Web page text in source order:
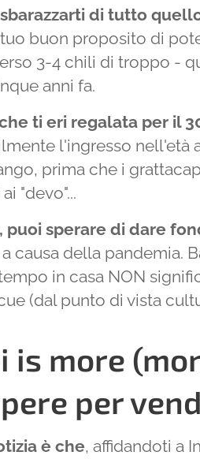
di tutto
buon proposito di
3-4 chili di troppo -
anni fa.
ti eri regalata per il
l'ingresso nell'età
prima che i
"devo"...
puoi sperare di dare
causa della pandemia.
in casa NON
(dal punto di vista
is more
per
è che, affidandoti a